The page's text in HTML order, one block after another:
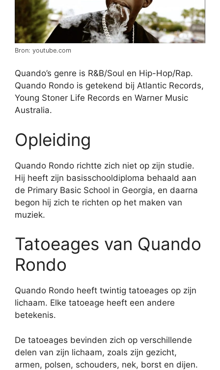
Bron: youtube.com
Quando’s genre is R&B/Soul en Hip-Hop/Rap.
Quando Rondo is getekend bij Atlantic Records,
Young Stoner Life Records en Warner Music
Australia.
Opleiding
Quando Rondo richtte zich niet op zijn studie.
Hij heeft zijn basisschooldiploma behaald aan
de Primary Basic School in Georgia, en daarna
begon hij zich te richten op het maken van
muziek.
Tatoeages van Quando
Rondo
Quando Rondo heeft twintig tatoeages op zijn
lichaam. Elke tatoeage heeft een andere
betekenis.
De tatoeages bevinden zich op verschillende
delen van zijn lichaam, zoals zijn gezicht,
armen, polsen, schouders, nek, borst en dijen.